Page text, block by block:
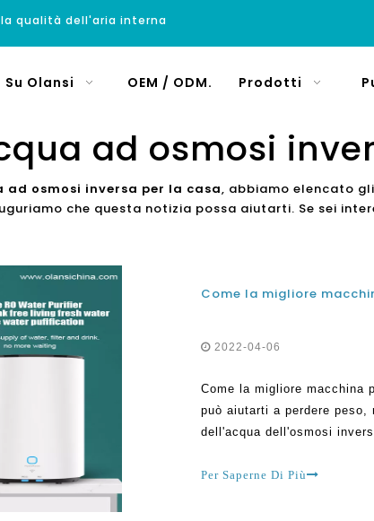
qualità dell'aria interna
Su Olansi OEM / ODM. Prodotti
ad osmosi
ad osmosi inversa per la casa, abbiamo elencato
che questa notizia possa aiutarti. Se sei
2022-04-06
Come la migliore macchina
può aiutarti a perdere peso,
dell'acqua dell'osmosi
offrirle dopo essere
Per Saperne Di Più